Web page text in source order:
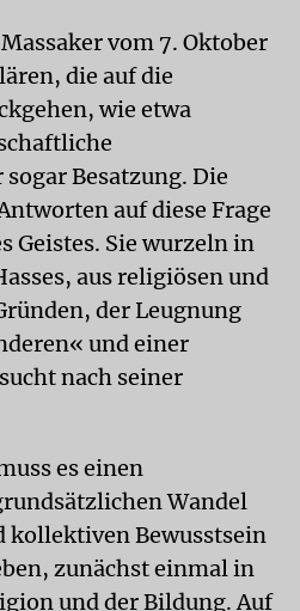
vom 7. Oktober
die auf die
wie etwa
Besatzung. Die
auf diese Frage
Geistes. Sie wurzeln in
aus religiösen und
der Leugnung
und einer
nach seiner
es einen
Wandel
kollektiven Bewusstsein
zunächst einmal in
und der Bildung. Auf